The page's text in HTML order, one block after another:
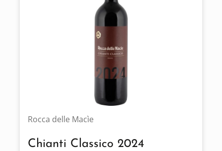
Rocca delle Macìe
Chianti Classico 2024